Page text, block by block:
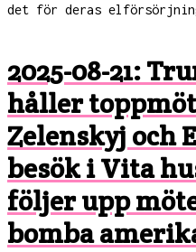
det för deras
2025-08-21:
håller
Zelenskyj och
besök i Vita
följer upp
bomba